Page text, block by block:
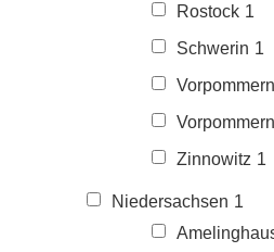
Rostock 1
Schwerin 1
Zinnowitz 1
Niedersachsen 1